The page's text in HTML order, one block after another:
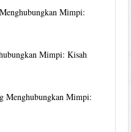
Mimpi:
Mimpi: Kisah
Menghubungkan Mimpi: